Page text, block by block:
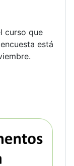
curso que
está